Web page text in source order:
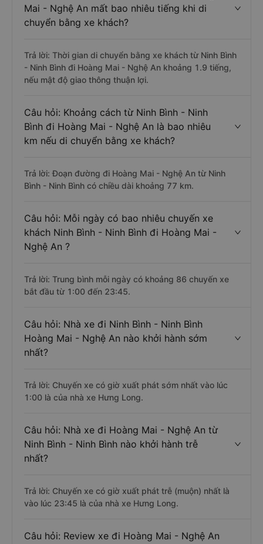
Mai - Nghệ An mất bao nhiêu tiếng khi di
chuyển bằng xe khách?
Trả lời: Thời gian di chuyển bằng xe khách từ Ninh Bình
- Ninh Bình đi Hoàng Mai - Nghệ An khoảng 1.9 tiếng,
nếu mật độ giao thông thuận lợi.
Câu hỏi: Khoảng cách từ Ninh Bình - Ninh
Bình đi Hoàng Mai - Nghệ An là bao nhiêu
km nếu di chuyển bằng xe khách?
Trả lời: Đoạn đường đi Hoàng Mai - Nghệ An từ Ninh
Bình - Ninh Bình có chiều dài khoảng 77 km.
Câu hỏi: Mỗi ngày có bao nhiêu chuyến xe
khách Ninh Bình - Ninh Bình đi Hoàng Mai -
Nghệ An ?
Trả lời: Trung bình mỗi ngày có khoảng 86 chuyến xe
bắt đầu từ 1:00 đến 23:45.
Câu hỏi: Nhà xe đi Ninh Bình - Ninh Bình
Hoàng Mai - Nghệ An nào khởi hành sớm
nhất?
Trả lời: Chuyến xe có giờ xuất phát sớm nhất vào lúc
1:00 là của nhà xe Hưng Long.
Câu hỏi: Nhà xe đi Hoàng Mai - Nghệ An từ
Ninh Bình - Ninh Bình nào khởi hành trễ
nhất?
Trả lời: Chuyến xe có giờ xuất phát trễ (muộn) nhất là
vào lúc 23:45 là của nhà xe Hưng Long.
Câu hỏi: Review xe đi Hoàng Mai - Nghệ An